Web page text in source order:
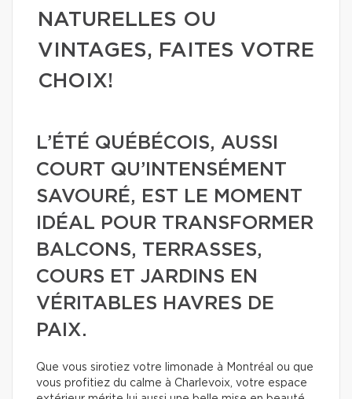
NATURELLES OU
VINTAGES, FAITES VOTRE
CHOIX!
L’ÉTÉ QUÉBÉCOIS, AUSSI
COURT QU’INTENSÉMENT
SAVOURÉ, EST LE MOMENT
IDÉAL POUR TRANSFORMER
BALCONS, TERRASSES,
COURS ET JARDINS EN
VÉRITABLES HAVRES DE
PAIX.
Que vous sirotiez votre limonade à Montréal ou que
vous profitiez du calme à Charlevoix, votre espace